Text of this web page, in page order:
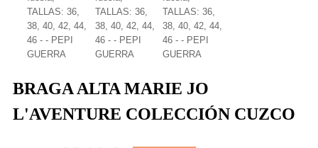
BRAGA ALTA MARIE JO
L'AVENTURE COLECCIÓN CUZCO